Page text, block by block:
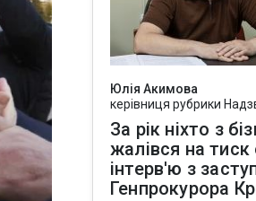
Юлія Акимова
керівниця рубрики
За рік ніхто з
жалівся на тиск
інтерв'ю з
Генпрокурора